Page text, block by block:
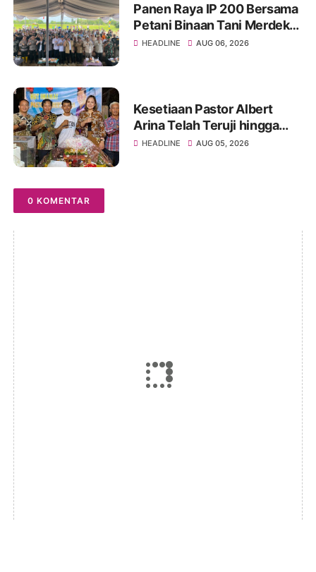
Panen Raya IP 200 Bersama
Petani Binaan Tani Merdeka
Indonesia Ogan Ilir
HEADLINE AUG 06, 2026
Kesetiaan Pastor Albert
Arina Telah Teruji hingga
Pesta Perak Imamat ke 28
HEADLINE AUG 05, 2026
0 KOMENTAR